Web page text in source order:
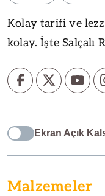
Kolay tarifi ve
kolay. İşte Salçalı
Ekran Açık
Malzemeler